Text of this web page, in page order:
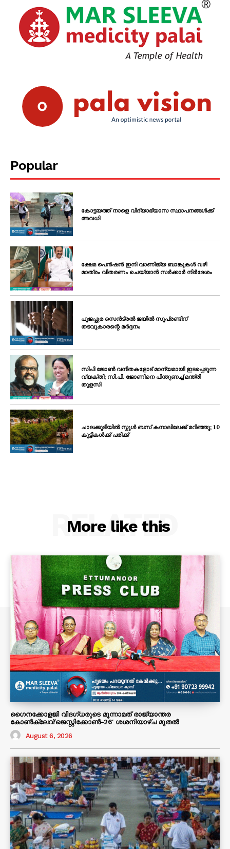
Popular
കോട്ടയത്ത് നാളെ വിദ്യാഭ്യാസ സ്ഥാപനങ്ങൾക്ക്
അവധി
ക്ഷേമ പെൻഷൻ ഇനി വാണിജ്യ ബാങ്കുകൾ വഴി
മാത്രം വിതരണം ചെയ്യാൻ സർക്കാർ നിർദേശം
പൂജപ്പുര സെൻട്രൽ ജയിൽ സൂപ്രണ്ടിന്
തടവുകാരന്റെ മർദ്ദനം
സിപി ജോൺ വനിതകളോട് മാന്യമായി ഇടപ്പെടുന്ന
വ്യക്തി; സി.പി. ജോണിനെ പിന്തുണച്ച് മന്ത്രി
തുളസി
ചാലക്കുടിയിൽ സ്കൂൾ ബസ് കനാലിലേക്ക് മറിഞ്ഞു; 10
കുട്ടികൾക്ക് പരിക്ക്
More like this
RELATED
ഗൈനക്കോളജി വിദഗ്ധരുടെ മൂന്നാമത് രാജ്യാന്തര
കോണ്‍ക്ലേവ്’ജെസ്റ്റിക്കോണ്‍-26′ ശശനിയാഴ്‌ച മുതല്‍
August 6, 2026